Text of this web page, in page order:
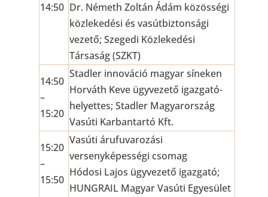
14:50 Dr. Németh Zoltán Ádám közösségi
közlekedési és vasútbiztonsági
vezető; Szegedi Közlekedési
Társaság (SZKT)
14:50
–
15:20
Stadler innováció magyar síneken
Horváth Keve ügyvezető igazgató-
helyettes; Stadler Magyarország
Vasúti Karbantartó Kft.
15:20
–
15:50
Vasúti árufuvarozási
versenyképességi csomag
Hódosi Lajos ügyvezető igazgató;
HUNGRAIL Magyar Vasúti Egyesület